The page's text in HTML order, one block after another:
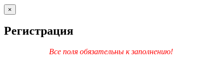
×
Регистрация
Все поля обязательны к заполнению!